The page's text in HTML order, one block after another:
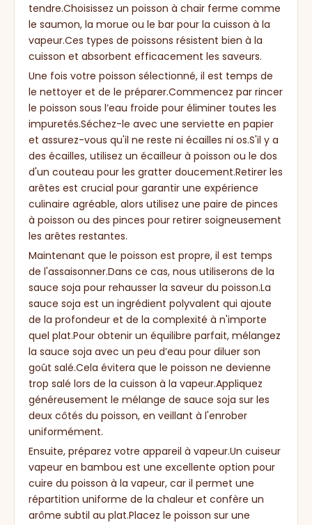
tendre.Choisissez un poisson à chair ferme comme
le saumon, la morue ou le bar pour la cuisson à la
vapeur.Ces types de poissons résistent bien à la
cuisson et absorbent efficacement les saveurs.
Une fois votre poisson sélectionné, il est temps de
le nettoyer et de le préparer.Commencez par rincer
le poisson sous l’eau froide pour éliminer toutes les
impuretés.Séchez-le avec une serviette en papier
et assurez-vous qu'il ne reste ni écailles ni os.S'il y a
des écailles, utilisez un écailleur à poisson ou le dos
d'un couteau pour les gratter doucement.Retirer les
arêtes est crucial pour garantir une expérience
culinaire agréable, alors utilisez une paire de pinces
à poisson ou des pinces pour retirer soigneusement
les arêtes restantes.
Maintenant que le poisson est propre, il est temps
de l'assaisonner.Dans ce cas, nous utiliserons de la
sauce soja pour rehausser la saveur du poisson.La
sauce soja est un ingrédient polyvalent qui ajoute
de la profondeur et de la complexité à n'importe
quel plat.Pour obtenir un équilibre parfait, mélangez
la sauce soja avec un peu d’eau pour diluer son
goût salé.Cela évitera que le poisson ne devienne
trop salé lors de la cuisson à la vapeur.Appliquez
généreusement le mélange de sauce soja sur les
deux côtés du poisson, en veillant à l'enrober
uniformément.
Ensuite, préparez votre appareil à vapeur.Un cuiseur
vapeur en bambou est une excellente option pour
cuire du poisson à la vapeur, car il permet une
répartition uniforme de la chaleur et confère un
arôme subtil au plat.Placez le poisson sur une